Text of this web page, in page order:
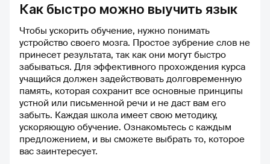
разбираете, чтобы больше ее
не совершить. Еще плюсом
могу отметить то, что здесь вас
никто не будет торопить. Если
вам нужно что-то повторить
или темп прохождения для вас
слишком быстрый, то вы
всегда можете сказать об этом
своему преподавателю и
спокойно повторить тему или
снизить темп, ведь это тоже
важная часть обучения. В
заключение могу сказать, что
Как быстро можно выучить язык
Чтобы ускорить обучение, нужно понимать
устройство своего мозга. Простое зубрение слов не
принесет результата, так как они могут быстро
забываться. Для эффективного прохождения курса
учащийся должен задействовать долговременную
память, которая сохранит все основные принципы
устной или письменной речи и не даст вам его
забыть. Каждая школа имеет свою методику,
ускоряющую обучение. Ознакомьтесь с каждым
предложением, и вы сможете выбрать то, которое
вас заинтересует.